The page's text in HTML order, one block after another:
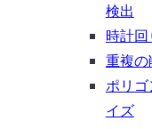
検出
時計
重複の
ポリゴ
イズ